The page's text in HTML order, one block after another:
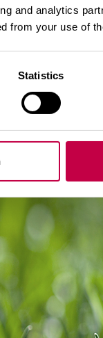
and analytics
from your use of
Statistics